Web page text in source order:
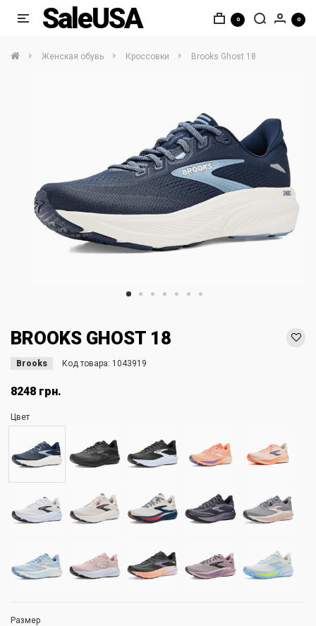
SaleUSA 0 0
Женская обувь Кроссовки Brooks Ghost 18
BROOKS GHOST 18
Brooks Код товара: 1043919
8248 грн.
Цвет
Размер